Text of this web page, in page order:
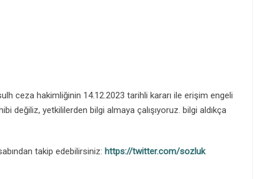
ceza hakimliğinin 14.12.2023 tarihli kararı ile erişim engeli
değiliz, yetkililerden bilgi almaya çalışıyoruz. bilgi aldıkça
takip edebilirsiniz: https://twitter.com/sozluk